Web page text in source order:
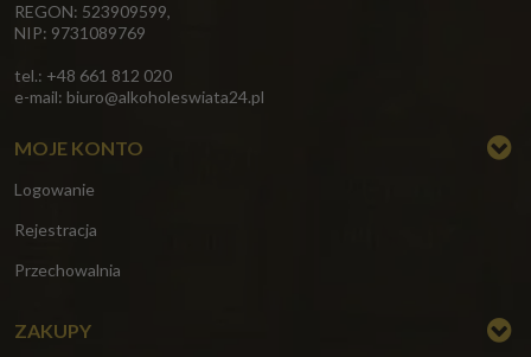
REGON: 523909599,
NIP: 9731089769
tel.: +48 661 812 020
e-mail: biuro@alkoholeswiata24.pl
MOJE KONTO
Logowanie
Rejestracja
Przechowalnia
ZAKUPY